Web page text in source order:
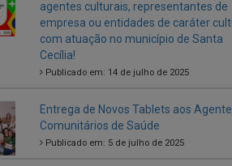
Publicado em: 14 de julho de 2025
Entrega de Novos Tablets aos Agentes
Comunitários de Saúde
Publicado em: 5 de julho de 2025
SANTA CECÍLIA AVANÇA NO CAMPO!